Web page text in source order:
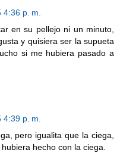
4:36 p. m.
en su pellejo ni un minuto,
y quisiera ser la supueta
si me hubiera pasado a
4:39 p. m.
pero igualita que la ciega,
hecho con la ciega.